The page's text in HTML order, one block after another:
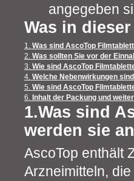
angegeben
Was in
1. Was sind AscoTop
2. Was sollten Sie vor der
3. Wie sind AscoTop
4. Welche Nebenwirkungen
5. Wie sind AscoTop
6. Inhalt der Packung und
1.Was sind
werden sie
AscoTop enthält
Arzneimitteln,